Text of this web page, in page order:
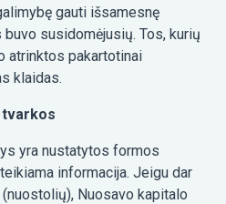
gauti išsamesnę
susidomėjusių. Tos, kurių
atrinktos pakartotinai
klaidas.
yra nustatytos formos
informacija. Jeigu dar
Nuosavo kapitalo